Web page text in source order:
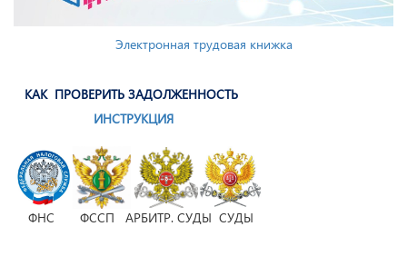
Электронная трудовая книжка
КАК ПРОВЕРИТЬ ЗАДОЛЖЕННОСТЬ
ИНСТРУКЦИЯ
ФНС ФССП АРБИТР. СУДЫ СУДЫ